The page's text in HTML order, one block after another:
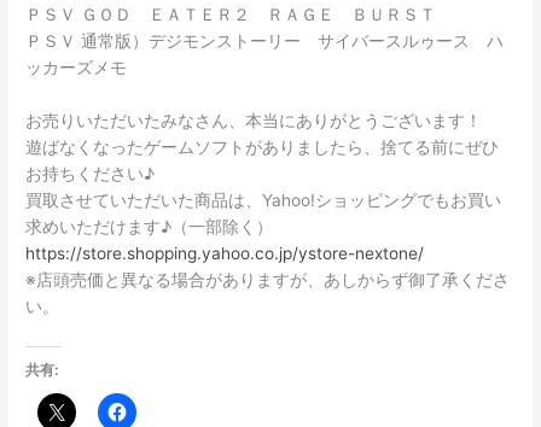
ＰＳＶ ＧＯＤ ＥＡＴＥＲ２ ＲＡＧＥ ＢＵＲＳＴ
ＰＳＶ 通常版）デジモンストーリー サイバースルゥース ハ
ッカーズメモ
お売りいただいたみなさん、本当にありがとうございます！
遊ばなくなったゲームソフトがありましたら、捨てる前にぜひ
お持ちください♪
買取させていただいた商品は、Yahoo!ショッピングでもお買い
求めいただけます♪（一部除く）
https://store.shopping.yahoo.co.jp/ystore-nextone/
※店頭売価と異なる場合がありますが、あしからず御了承くださ
い。
共有: